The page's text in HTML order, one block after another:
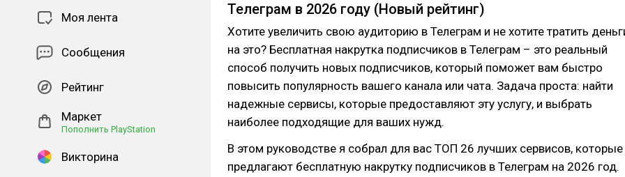
Моя лента
Сообщения
Рейтинг
Маркет
Пополнить PlayStation
Викторина
Телеграм в 2026 году (Новый рейтинг)
Хотите увеличить свою аудиторию в Телеграм и не хотите тратить
на это? Бесплатная накрутка подписчиков в Телеграм – это реальный
способ получить новых подписчиков, который поможет вам быстро
повысить популярность вашего канала или чата. Задача проста: найти
надежные сервисы, которые предоставляют эту услугу, и выбрать
наиболее подходящие для ваших нужд.
В этом руководстве я собрал для вас ТОП 26 лучших сервисов, которые
предлагают бесплатную накрутку подписчиков в Телеграм на 2026 год.